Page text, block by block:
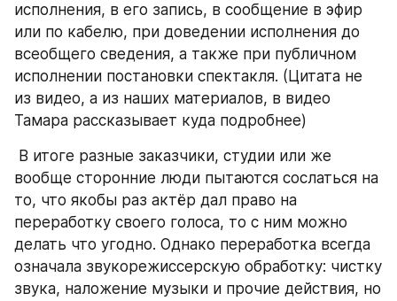
исполнения, в его запись, в сообщение в эфир
или по кабелю, при доведении исполнения до
всеобщего сведения, а также при публичном
исполнении постановки спектакля. (Цитата не
из видео, а из наших материалов, в видео
Тамара рассказывает куда подробнее)
вообще сторонние люди пытаются сослаться на
то, что якобы раз актёр дал право на
переработку своего голоса, то с ним можно
делать что угодно. Однако переработка всегда
означала звукорежиссерскую обработку: чистку
звука, наложение музыки и прочие действия, но